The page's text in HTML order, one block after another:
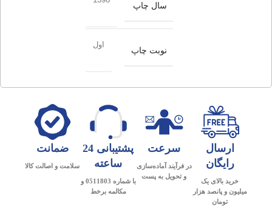
سال چاپ
نوبت چاپ
اول
ارسال
رایگان
خرید بالای یک
میلیون و پانصد هزار
تومان
سرعت
در فرآیند آماده‌سازی
و تحویل به پست
پشتیبانی 24
ساعته
با شماره 0511803 و
مکالمه برخط
ضمانت
سلامت و اصالت کالا